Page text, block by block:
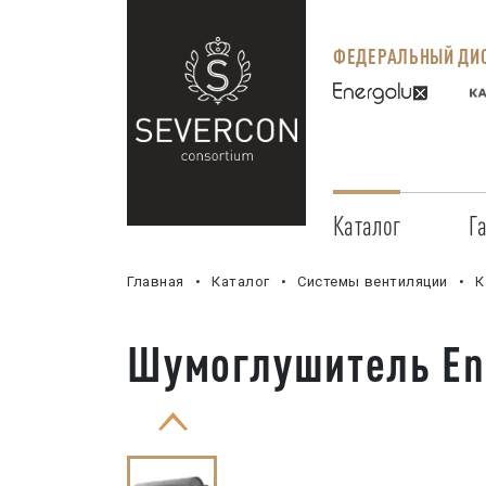
ФЕДЕРАЛЬНЫЙ
Каталог
Главная Каталог Системы вентиляции
Шумоглушитель